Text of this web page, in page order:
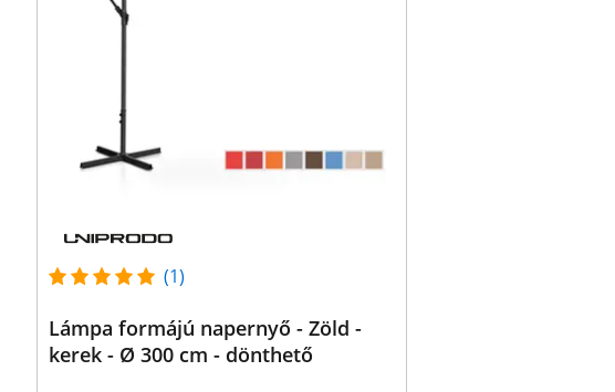
(1)
Lámpa formájú napernyő - Zöld -
kerek - Ø 300 cm - dönthető